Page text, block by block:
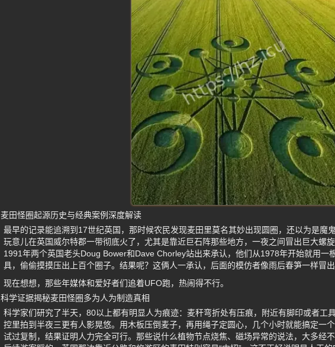
麦田怪圈起源历史与经典案例深度解读
最早的记录能追溯到17世纪英国，那时候农民发现麦田里莫名其妙出现圆圈，还以为是魔
玩意儿在英国威尔特郡一带彻底火了，尤其是靠近巨石阵那些地方，一夜之间冒出巨大螺
1991年两个英国老头Doug Bower和Dave Chorley站出来承认，他们从1978年开始就用一
具，偷偷摸摸压出上百个圈子。结果呢？这俩人一承认，后面的模仿者像雨后春笋一样冒出
现在想想，那些年媒体和爱好者们追着UFO跑，热闹得不行。
科学证据揭秘麦田怪圈多为人为制造真相
科学家们研究了半天，80以上都有明显人为痕迹：麦秆弯折处有压痕，附近有脚印或者工
控里拍到半夜三更有人影晃悠。用木板压倒麦子，再用绳子定圆心，几个小时就能搞定一
试过复制，结果证明人力完全可行。那些说什么植物节点烧焦、磁场异常的说法，大多经